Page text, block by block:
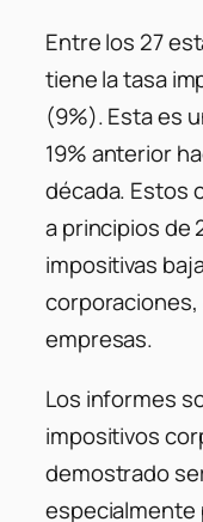
Entre los 27
tiene la tasa
(9%). Esta es
19% anterior
década. Estos
a principios de
impositivas
empresas.
Los informes
impositivos
demostrado
especialmente